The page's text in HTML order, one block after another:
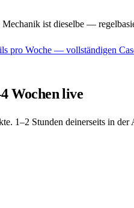
Mechanik ist dieselbe —
pro Woche — vollständigen
Wochen live
1–2 Stunden deinerseits in